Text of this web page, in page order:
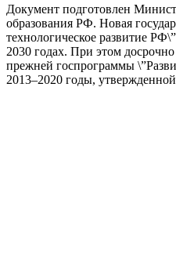
Документ подготовлен
образования РФ. Новая
технологическое развитие
2030 годах. При этом
прежней госпрограммы
2013–2020 годы,